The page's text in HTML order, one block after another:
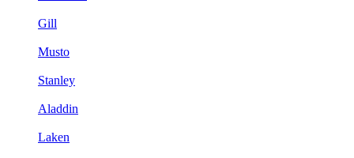
Gill
Musto
Stanley
Aladdin
Laken